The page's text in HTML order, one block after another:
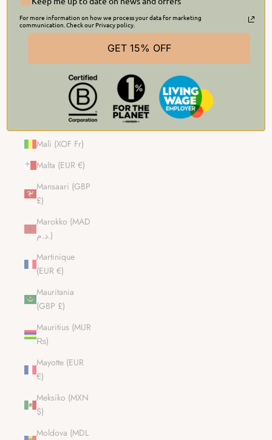
Madagaskar
(GBP £)
Malediivit
(MVR MVR)
Malesia (MYR
Mali (XOF Fr)
Malta (EUR €)
Mansaari (GBP
£)
Marokko (MAD
د.م.)
Martinique
(EUR €)
Mauritania
(GBP £)
Mauritius (MUR
₨)
Mayotte (EUR
€)
Meksiko (MXN
$)
Moldova (MDL
For more information on how we process your data for marketing
communication. Check our Privacy policy.
GET 15% OFF